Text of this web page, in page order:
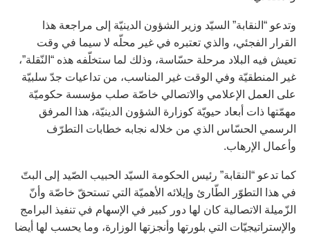
وتدعو “النقابة” السيّد وزير الشؤون الدينيّة إلى مراجعة هذا
القرار الفجئي، والذي تعتبره في غير محلّه لا سيما في وقت
تعيش فيه البلاد مرحلة حسّاسة، وذلك لما ستخلّفه هذه “النّقلة”،
غير المنطقيّة وفي الوقت غير المناسب، من تداعيات جدّ سلبيّة
على العمل الإعلامي والاتصالي خاصّة صلب مؤسسة حكوميّة
مهمّتها ذات أبعاد حيويّة كوزارة الشؤون الدينيّة، هذا المرفق
الرسمي الحسّاس الذي من خلاله نجابه خطابات التطرّف
وأعمال الإرهاب.
كما تدعو “النقابة” رئيس الحكومة السيّد الحبيب الصّيد إلى البتّ
في هذا التطوّر الطّارئ وإيلائه الأهميّة التي تستحقّ خاصّة وأنّ
الزّميلة الاتصالية كان لها دور كبير في الإسهام في تنفيذ البرامج
والإستراتيجيّات التي بلورتها وأنجزتها الوزارة، وما يحسب لها أيضا